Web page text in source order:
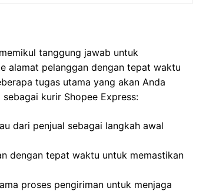
tanggung jawab untuk
alamat pelanggan dengan tepat waktu
tugas utama yang akan Anda
kurir Shopee Express:
dari penjual sebagai langkah awal
dengan tepat waktu untuk memastikan
proses pengiriman untuk menjaga